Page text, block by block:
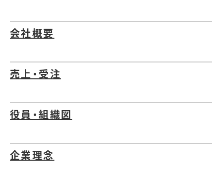
会社概要
売上・受注
役員・組織図
企業理念